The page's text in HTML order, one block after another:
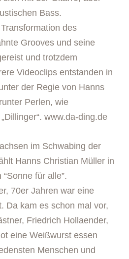
Bass.
des
Grooves und seine
und trotzdem
Videoclips entstanden in
der Regie von Hanns
Perlen, wie
www.da-ding.de
im Schwabing der
Hanns Christian Müller in
für alle”.
70er Jahren war eine
Da kam es schon mal vor,
Friedrich Hollaender,
eine Weißwurst essen
Menschen und